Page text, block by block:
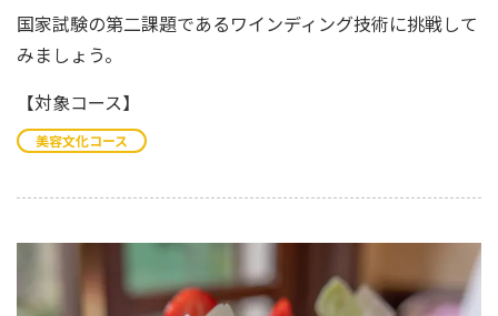
国家試験の第二課題であるワインディング技術に挑戦して
みましょう。
【対象コース】
美容文化コース